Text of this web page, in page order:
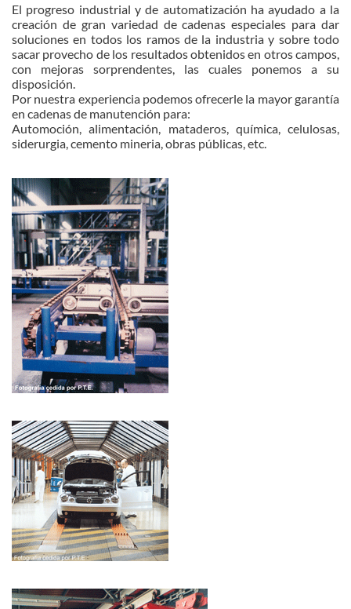
El progreso industrial y de automatización ha ayudado a la
creación de gran variedad de cadenas especiales para dar
soluciones en todos los ramos de la industria y sobre todo
sacar provecho de los resultados obtenidos en otros campos,
con mejoras sorprendentes, las cuales ponemos a su
disposición.
Por nuestra experiencia podemos ofrecerle la mayor garantía
en cadenas de manutención para:
Automoción, alimentación, mataderos, química, celulosas,
siderurgia, cemento mineria, obras públicas, etc.